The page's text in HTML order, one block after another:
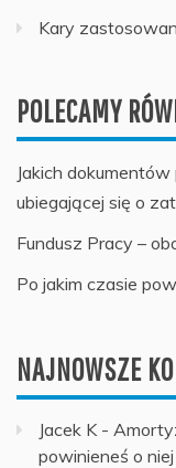
Kary
POLECAMY
Jakich
ubiegającej się o
Fundusz Pracy –
Po jakim czasie
NAJNOWSZE
Jacek K-
powinieneś o